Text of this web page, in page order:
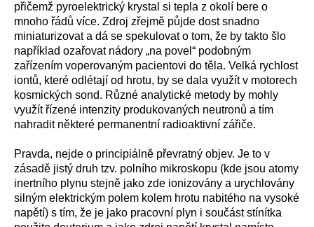
přičemž pyroelektrický krystal si tepla z okolí bere o
mnoho řádů více. Zdroj zřejmě půjde dost snadno
miniaturizovat a dá se spekulovat o tom, že by takto šlo
například ozařovat nádory „na povel“ podobným
zařízením voperovaným pacientovi do těla. Velká rychlost
iontů, které odlétají od hrotu, by se dala využít v motorech
kosmických sond. Různé analytické metody by mohly
využít řízené intenzity produkovaných neutronů a tím
nahradit některé permanentní radioaktivní zářiče.
Pravda, nejde o principiálně převratný objev. Je to v
zásadě jistý druh tzv. polního mikroskopu (kde jsou atomy
inertního plynu stejně jako zde ionizovány a urychlovány
silným elektrickým polem kolem hrotu nabitého na vysoké
napětí) s tím, že je jako pracovní plyn i součást stínítka